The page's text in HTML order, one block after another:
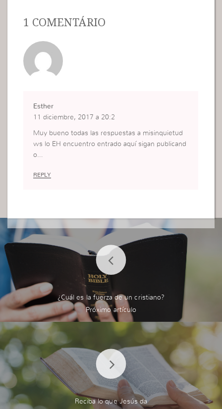
1 COMENTÁRIO
Esther
11 diciembre, 2017 a 20:2
Muy bueno todas las respuestas a misinquietud
ws lo EH encuentro entrado aquí sigan publicand
o…
REPLY
¿Cuál es la fuerza de un cristiano?
Reciba lo que Jesús da